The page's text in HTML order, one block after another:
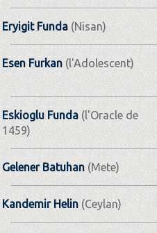
Eryigit Funda (Nisan)
Esen Furkan (l'Adolescent)
Eskioglu Funda(l'Oracle de
1459)
Gelener Batuhan (Mete)
Kandemir Helin (Ceylan)